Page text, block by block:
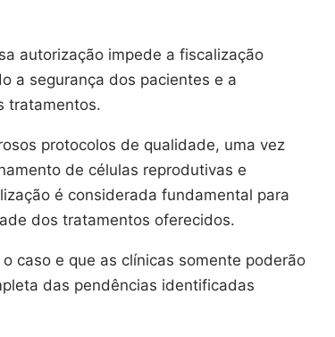
autorização impede a fiscalização
a segurança dos pacientes e a
tratamentos.
protocolos de qualidade, uma vez
de células reprodutivas e
é considerada fundamental para
dos tratamentos oferecidos.
caso e que as clínicas somente poderão
das pendências identificadas